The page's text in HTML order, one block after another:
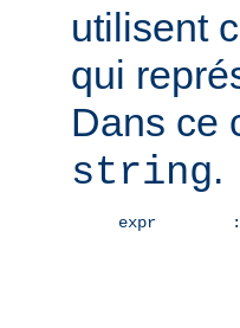
utilisent
qui
Dans ce
string.
expr